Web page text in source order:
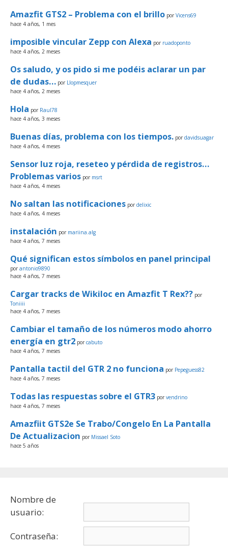
Amazfit GTS2 – Problema con el brillo porVicens69
hace 4 años, 1 mes
imposible vincular Zepp con Alexa por ruadoponto
hace 4 años, 2 meses
Os saludo, y os pido si me podéis aclarar un par
de dudas… por Llopmesquer
hace 4 años, 2 meses
Hola por Raul78
hace 4 años, 3 meses
Buenas días, problema con los tiempos. pordavidsuagar
hace 4 años, 4 meses
Sensor luz roja, reseteo y pérdida de registros…
Problemas varios por msrt
hace 4 años, 4 meses
No saltan las notificaciones pordelixic
hace 4 años, 4 meses
instalación por mariina.alg
hace 4 años, 7 meses
Qué significan estos símbolos en panel principal
porantonio9890
hace 4 años, 7 meses
Cargar tracks de Wikiloc en Amazfit T Rex?? por
Toniiii
hace 4 años, 7 meses
Cambiar el tamaño de los números modo ahorro
energía en gtr2 porcabuto
hace 4 años, 7 meses
Pantalla tactil del GTR 2 no funciona por Pepeguess82
hace 4 años, 7 meses
Todas las respuestas sobre el GTR3 porvendrino
hace 4 años, 7 meses
Amazfiit GTS2e Se Trabo/Congelo En La Pantalla
De Actualizacion por Missael Soto
hace 5 años
Nombre de
usuario:
Contraseña: